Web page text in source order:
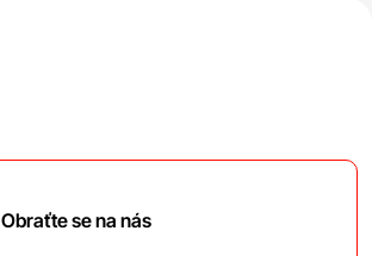
Obraťte se na nás